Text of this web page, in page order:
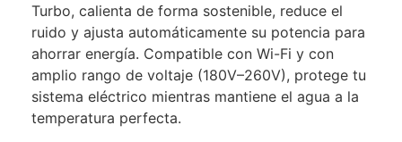
Turbo, calienta de forma sostenible, reduce el
ruido y ajusta automáticamente su potencia para
ahorrar energía. Compatible con Wi-Fi y con
amplio rango de voltaje (180V–260V), protege tu
sistema eléctrico mientras mantiene el agua a la
temperatura perfecta.